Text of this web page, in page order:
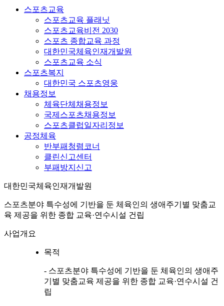
스포츠교육
스포츠교육 플래닛
스포츠교육비전 2030
스포츠 종합교육 과정
대한민국체육인재개발원
스포츠교육 소식
스포츠복지
대한민국 스포츠영웅
채용정보
체육단체채용정보
국제스포츠채용정보
스포츠클럽일자리정보
공정체육
반부패청렴코너
클린신고센터
부패방지신고
대한민국체육인재개발원
스포츠분야 특수성에 기반을 둔 체육인의 생애주기별 맞춤교
육 제공을 위한 종합 교육·연수시설 건립
사업개요
목적
- 스포츠분야 특수성에 기반을 둔 체육인의 생애주
기별 맞춤교육 제공을 위한 종합 교육·연수시설 건
립